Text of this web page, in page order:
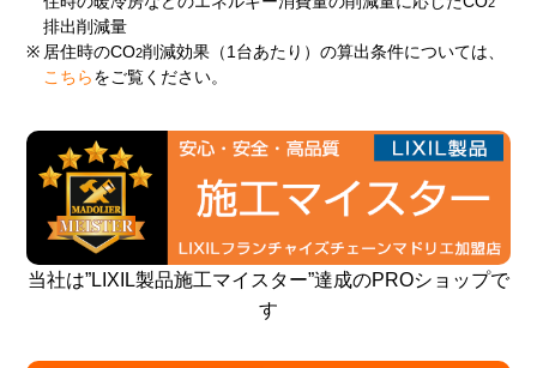
2
排出削減量
※ 居住時のCO2削減効果（1台あたり）の算出条件については、
こちら をご覧ください。
当社は”LIXIL製品施工マイスター”達成のPROショップで
す